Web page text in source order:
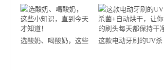
市
2019国际垂直马拉松超
级精英赛顺德海骏达中
心站欢乐开跑
选酸奶、喝酸奶，这些
这款电动牙刷的UV杀